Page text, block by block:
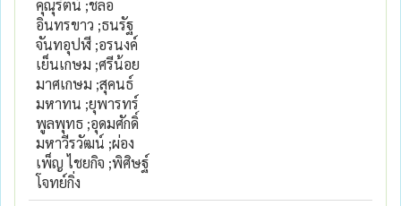
คุณุรัตน์ ;ชลอ
อินทรขาว ;ธนรัฐ
จันทอุปฬี ;อรนงค์
เย็นเกษม ;ศรีน้อย
มาศเกษม ;สุคนธ์
มหาทน ;ยุพารทร์
พูลพุทธ ;อุดมศักดิ์
มหาวีรวัฒน์ ;ผ่อง
เพ็ญ ไชยกิจ ;พิศิษฐ์
โจทย์กิ่ง